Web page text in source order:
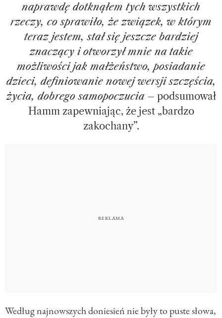
naprawdę dotknąłem tych wszystkich
rzeczy, co sprawiło, że związek, w którym
teraz jestem, stał się jeszcze bardziej
znaczący i otworzył mnie na takie
możliwości jak małżeństwo, posiadanie
dzieci, definiowanie nowej wersji szczęścia,
życia, dobrego samopoczucia– podsumował
Hamm zapewniając, że jest „bardzo
zakochany”.
Według najnowszych doniesień nie były to puste słowa,